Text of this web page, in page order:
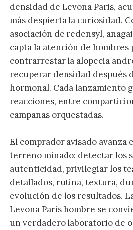
densidad de Levona Paris,
más despierta la curiosidad.
asociación de redensyl,
capta la atención de hombres
contrarrestar la alopecia
recuperar densidad después
hormonal. Cada lanzamiento
reacciones, entre
campañas orquestadas.
El comprador avisado avanza
terreno minado: detectar los
autenticidad, privilegiar los
detallados, rutina, textura,
evolución de los resultados.
Levona Paris hombre se
un verdadero laboratorio de